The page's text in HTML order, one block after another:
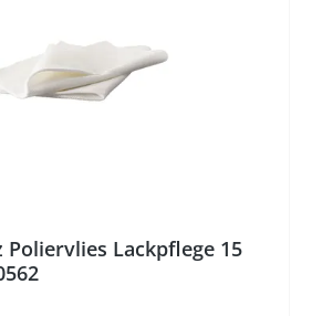
Poliervlies Lackpflege 15